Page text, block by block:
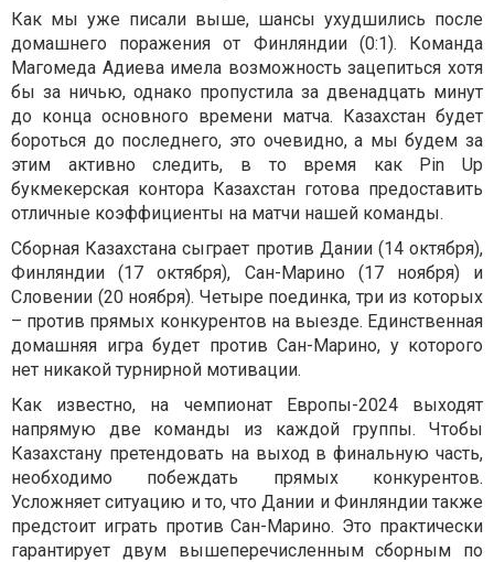
Как мы уже писали выше, шансы ухудшились после
домашнего поражения от Финляндии (0:1). Команда
Магомеда Адиева имела возможность зацепиться хотя
бы за ничью, однако пропустила за двенадцать минут
до конца основного времени матча. Казахстан будет
бороться до последнего, это очевидно, а мы будем за
этим активно следить, в то время как Pin Up
букмекерская контора Казахстан готова предоставить
отличные коэффициенты на матчи нашей команды.
Сборная Казахстана сыграет против Дании (14 октября),
Финляндии (17 октября), Сан-Марино (17 ноября) и
Словении (20 ноября). Четыре поединка, три из которых
– против прямых конкурентов на выезде. Единственная
домашняя игра будет против Сан-Марино, у которого
нет никакой турнирной мотивации.
Как известно, на чемпионат Европы-2024 выходят
напрямую две команды из каждой группы. Чтобы
Казахстану претендовать на выход в финальную часть,
необходимо побеждать прямых конкурентов.
Усложняет ситуацию и то, что Дании и Финляндии также
предстоит играть против Сан-Марино. Это практически
гарантирует двум вышеперечисленным сборным по